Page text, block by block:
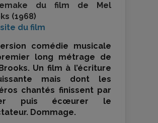
du film de Mel
(1968)
du film
comédie musicale
long métrage de
Un film à l’écriture
mais dont les
chantés finissent par
puis écœurer le
Dommage.